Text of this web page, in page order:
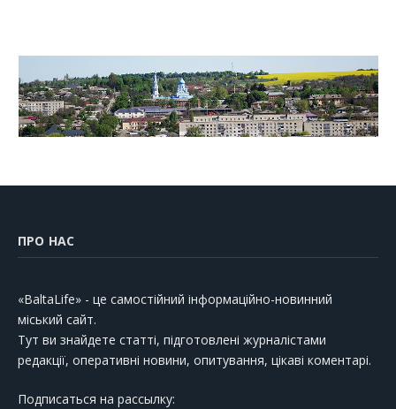
ПРО НАС
«BaltaLife» - це самостійний інформаційно-новинний
міський сайт.
Тут ви знайдете статті, підготовлені журналістами
редакції, оперативні новини, опитування, цікаві коментарі.
Подписаться на рассылку: